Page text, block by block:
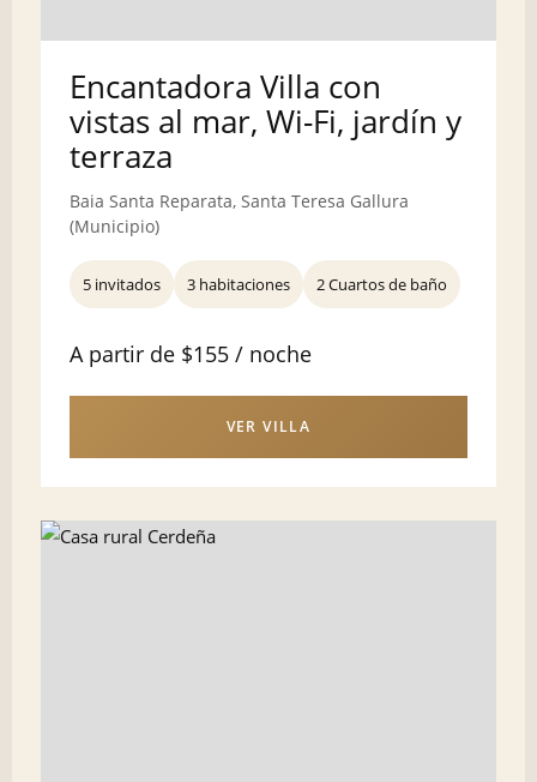
Encantadora Villa con
vistas al mar, Wi-Fi, jardín y
terraza
Baia Santa Reparata, Santa Teresa Gallura
(Municipio)
5 invitados 3 habitaciones 2 Cuartos de baño
A partir de $155 / noche
VER VILLA